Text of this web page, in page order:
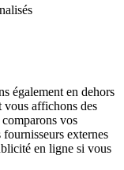
également en dehors
vous affichons des
vos
externes
en ligne si vous